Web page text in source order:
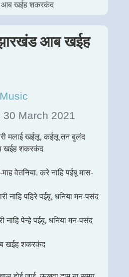
आब खईह शकरकंद
आब खईह
Music
30 March 2021
मलाई खईलू, कईलू तन बुलंद
खईह शकरकंद
वेतनिया, करे नाहि पईबू मास-
नाहि पहिरे पईबू, धनिया मन-पसंद
नाहि पेन्हे पईबू, धनिया मन-पसंद
खईह शकरकंद